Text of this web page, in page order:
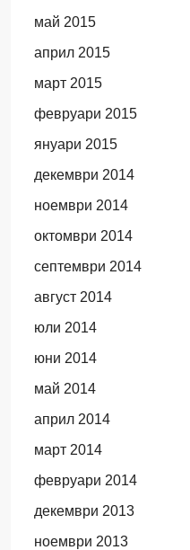
май 2015
април 2015
март 2015
февруари 2015
януари 2015
декември 2014
ноември 2014
октомври 2014
септември 2014
август 2014
юли 2014
юни 2014
май 2014
април 2014
март 2014
февруари 2014
декември 2013
ноември 2013